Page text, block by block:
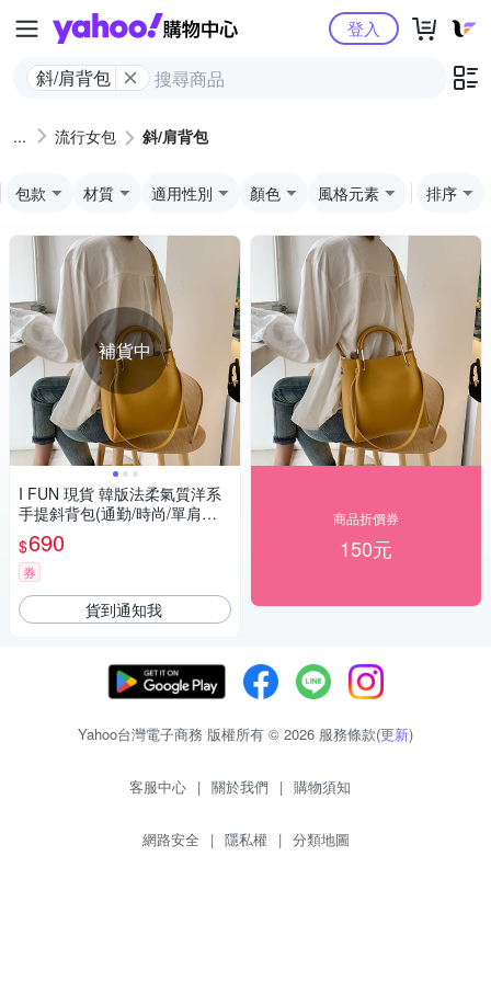
Yahoo購物中心
斜/肩背包
登入
流行女包 斜/肩背包
包款 材質 適用性別 顏色 風格元素 排序
補貨中
I FUN 現貨 韓版法柔氣質洋系
手提斜背包(通勤/時尚/單肩包/
斜跨包/水桶包)
$690
券
貨到通知我
商品折價券
150元
Yahoo台灣電子商務 版權所有 © 2026 服務條款(更新)
客服中心 | 關於我們 | 購物須知
網路安全 | 隱私權 | 分類地圖